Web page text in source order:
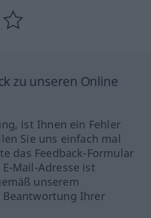
zu unseren Online
ist Ihnen ein Fehler
Sie uns einfach mal
das Feedback-Formular
Mail-Adresse ist
unserem
Beantwortung Ihrer